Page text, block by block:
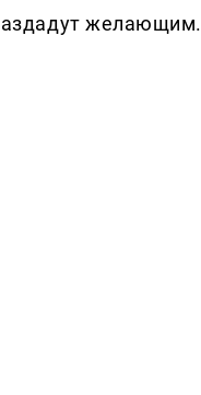
желающим.